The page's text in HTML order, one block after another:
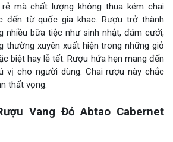
mà chất lượng không thua kém chai
đến từ quốc gia khac. Rượu trở thành
nhiều bữa tiệc như sinh nhật, đám cưới,
thường xuyên xuất hiện trong những giỏ
biệt hay lễ tết. Rượu hứa hẹn mang đến
vị cho người dùng. Chai rượu này chắc
thất vọng.
Vang Đỏ Abtao Cabernet